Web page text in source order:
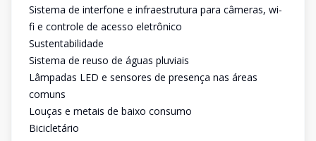
Sistema de interfone e infraestrutura para câmeras, wi-
fi e controle de acesso eletrônico
Sustentabilidade
Sistema de reuso de águas pluviais
Lâmpadas LED e sensores de presença nas áreas
comuns
Louças e metais de baixo consumo
Bicicletário